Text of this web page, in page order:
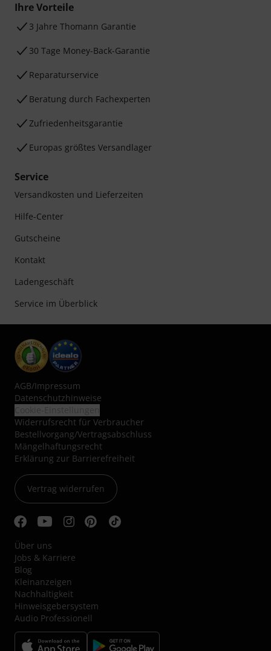
Ihre Vorteile
3 Jahre Thomann Garantie
30 Tage Money-Back-Garantie
Reparaturservice
Beratung durch Fachexperten
Zufriedenheitsgarantie
Europas größtes Versandlager
Service
Versandkosten und Lieferzeiten
Hilfe-Center
Gutscheine
Kontakt
Ladengeschäft
Service im Überblick
AGB/Impressum
Datenschutzhinweise
Widerrufsrecht für Verbraucher
Bestellvorgang/Vertragsabschluss
Mängelhaftungsrecht
Erklärung zur Barrierefreiheit
Vertrag widerrufen
Über uns
Jobs & Karriere
Blog
Kleinanzeigen
Nachhaltigkeit
Hinweisgebersystem
Audio Professionell